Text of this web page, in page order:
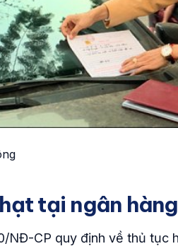
tại ngân
NĐ-CP quy định về thủ tục